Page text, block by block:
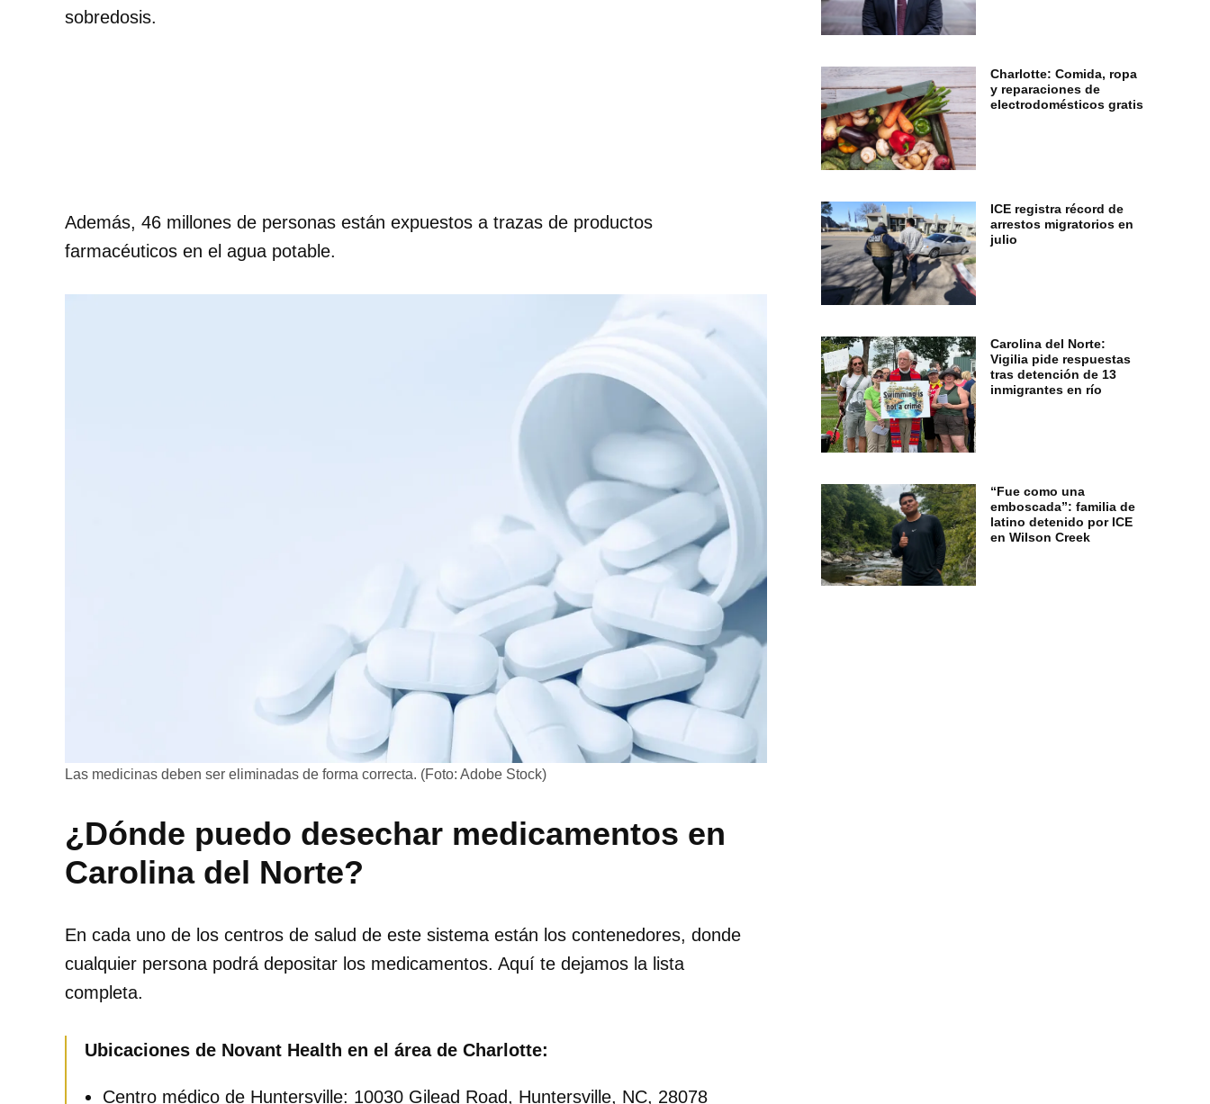
sobredosis.
Además, 46 millones de personas están expuestos a trazas de productos
farmacéuticos en el agua potable.
Las medicinas deben ser eliminadas de forma correcta. (Foto: Adobe Stock)
¿Dónde puedo desechar medicamentos en
Carolina del Norte?
En cada uno de los centros de salud de este sistema están los contenedores, donde
cualquier persona podrá depositar los medicamentos. Aquí te dejamos la lista
completa.
Ubicaciones de Novant Health en el área de Charlotte:
Centro médico de Huntersville: 10030 Gilead Road, Huntersville, NC, 28078
Charlotte: Comida, ropa
y reparaciones de
electrodomésticos gratis
ICE registra récord de
arrestos migratorios en
julio
Carolina del Norte:
Vigilia pide respuestas
tras detención de 13
inmigrantes en río
“Fue como una
emboscada”: familia de
latino detenido por ICE
en Wilson Creek